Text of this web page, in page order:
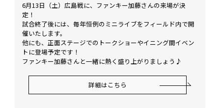
6月13日（土）広島戦に、ファンキー加藤さんの来場が決
定！
試合終了後には、毎年恒例のミニライブをフィールド内で開
催いたします。
他にも、正面ステージでのトークショーやイニング間イベン
トに登場予定です！
ファンキー加藤さんと一緒に熱く盛り上がりましょう♪
詳細はこちら